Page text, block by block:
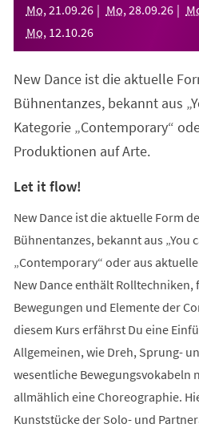
Mo, 21 .09.26 Mo, 28.09.26
Mo, 12.10.26
New Dance ist die aktuelle
Bühnentanzes, bekannt aus
Kategorie „Contemporary“
Produktionen auf Arte.
Let it flow!
New Dance ist die aktuelle Form
Bühnentanzes, bekannt aus „You
„Contemporary“ oder aus
New Dance enthält
Bewegungen und Elemente der
diesem Kurs erfährst Du eine
Allgemeinen, wie Dreh, Sprung-
wesentliche Bewegungsvokabeln
allmählich eine Choreographie.
Kunststücke der Solo- und